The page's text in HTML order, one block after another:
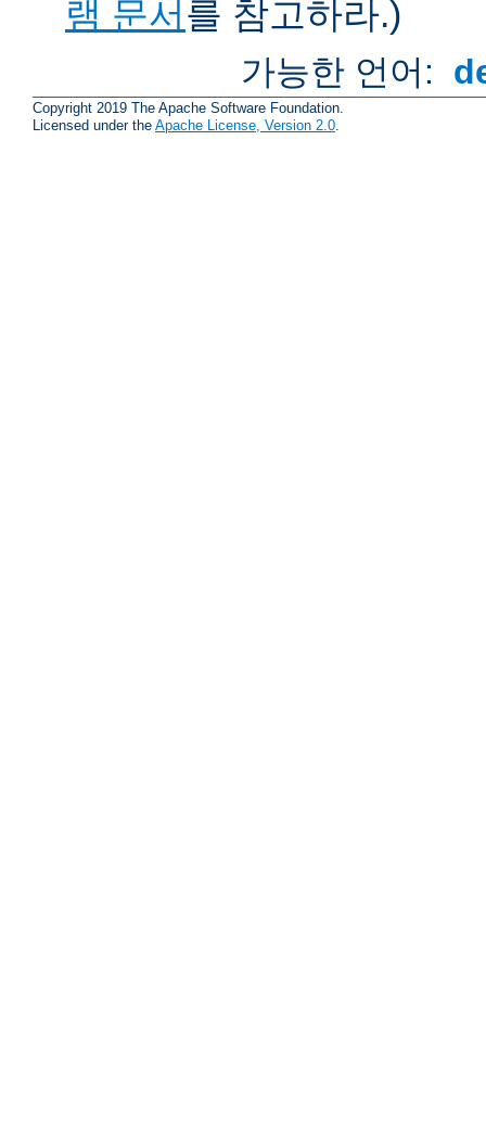
램 문서를 참고하라.)
가능한 언어:
Copyright 2019 The Apache Software Foundation.
Licensed under the Apache License, Version 2.0.